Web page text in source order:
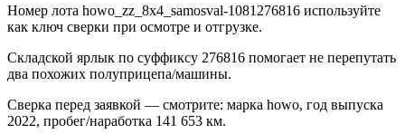
Номер лота howo_zz_8x4_samosval-1081276816 используйте
как ключ сверки при осмотре и отгрузке.
Складской ярлык по суффиксу 276816 помогает не перепутать
два похожих полуприцепа/машины.
Сверка перед заявкой — смотрите: марка howo, год выпуска
2022, пробег/наработка 141 653 км.